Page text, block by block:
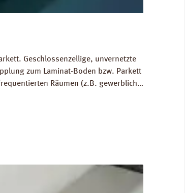
Geschlossenzellige, unvernetzte
zum Laminat-Boden bzw. Parkett
Räumen (z.B. gewerblich
bis zu 1 mm.